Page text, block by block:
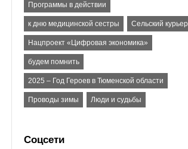
Программы в действии
к дню медицинской сестры Сельский курьер
Нацпроект «Цифровая экономика»
будем помнить
2025 – Год Героев в Тюменской области
Проводы зимы Люди и судьбы
Соцсети